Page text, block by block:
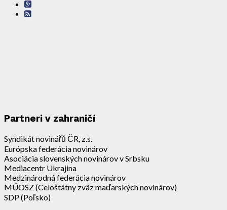
Partneri v zahraničí
Syndikát novinářů ČR, z.s.
Európska federácia novinárov
Asociácia slovenských novinárov v Srbsku
Mediacentr Ukrajina
Medzinárodná federácia novinárov
MÚOSZ (Celoštátny zväz maďarských novinárov)
SDP (Poľsko)